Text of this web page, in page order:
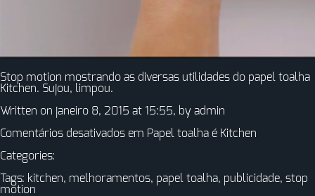
Stop motion mostrando as diversas utilidades do papel toalha
Kitchen. Sujou, limpou.
Written on janeiro 8, 2015 at 15:55, by admin
Comentários desativados em Papel toalha é Kitchen
Categories:
Tags: kitchen, melhoramentos, papel toalha, publicidade, stop
motion